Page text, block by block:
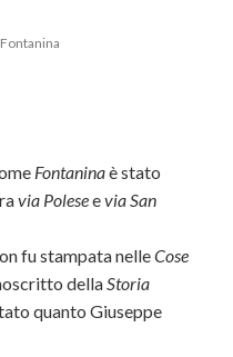
Fontaninaè stato
via Poleseevia San
fu stampata nelleCose
dellaStoria
quanto Giuseppe